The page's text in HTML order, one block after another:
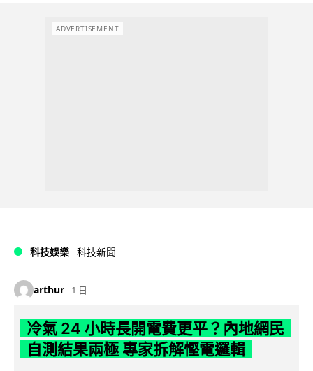
ADVERTISEMENT
科技娛樂 科技新聞
arthur 1 日
冷氣 24 小時長開電費更平？內地網民
自測結果兩極 專家拆解慳電邏輯